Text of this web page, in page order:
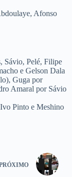
Afonso
Sávio, Pelé, Filipe
e Gelson Dala
Guga por
Amaral por Sávio
Pinto e Meshino